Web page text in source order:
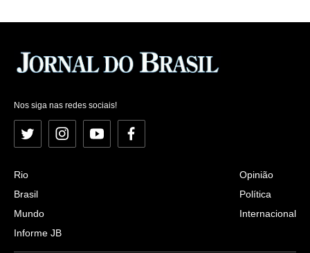
Nos siga nas redes sociais!
Twitter InstagramYouTubeFacebook
Rio
Brasil
Mundo
Informe JB
Opinião
Política
Internacional